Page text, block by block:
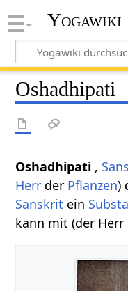
Yogawiki
Oshadhipati
Oshadhipati ,
Herr der Pflanzen)
Sanskrit ein
kann mit (der Herr